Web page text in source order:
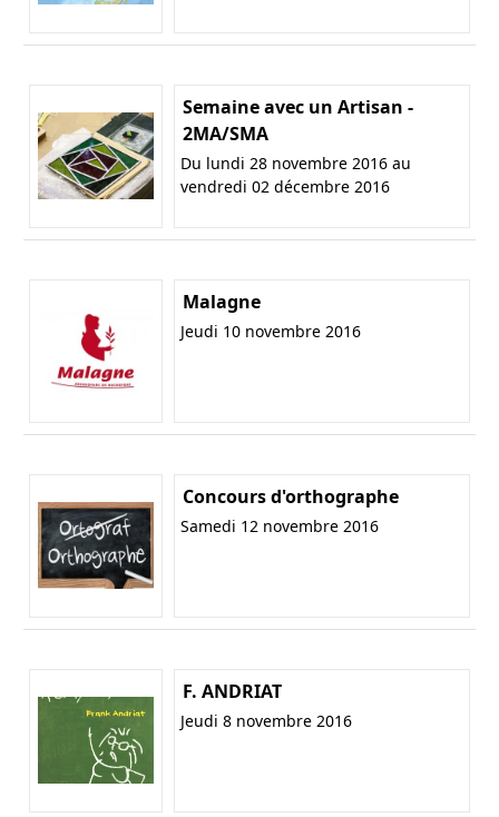
Semaine avec un Artisan -
2MA/SMA
Du lundi 28 novembre 2016 au
vendredi 02 décembre 2016
Malagne
Jeudi 10 novembre 2016
Concours d'orthographe
Samedi 12 novembre 2016
F. ANDRIAT
Jeudi 8 novembre 2016